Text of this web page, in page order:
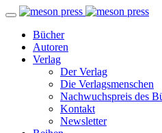
Bücher
Autoren
Verlag
Der Verlag
Die Verlagsmenschen
Nachwuchspreis des
Kontakt
Newsletter